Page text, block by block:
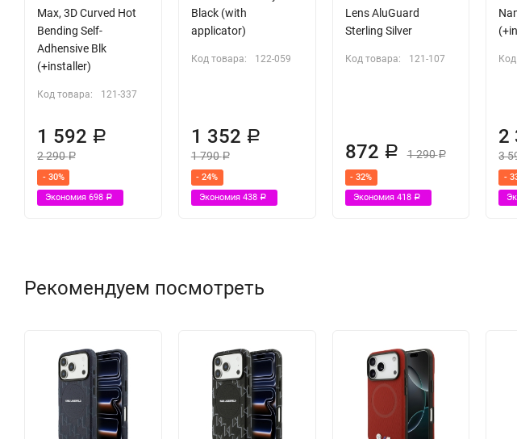
Max, 3D Curved Hot
Bending Self-
Adhensive Blk
(+installer)
Код товара: 121-337
1 592 Р
2 290Р
- 30%
Экономия 698 Р
Black (with
applicator)
Код товара: 122-059
1 352 Р
1 790Р
- 24%
Экономия 438 Р
Lens AluGuard
Sterling Silver
Код товара: 121-107
872 Р 1 290Р
- 32%
Экономия 418 Р
2
3
-
Рекомендуем посмотреть